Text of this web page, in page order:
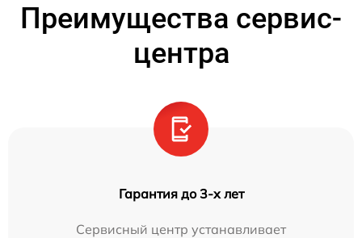
Преимущества сервис-
центра
Гарантия до 3-х лет
Сервисный центр устанавливает